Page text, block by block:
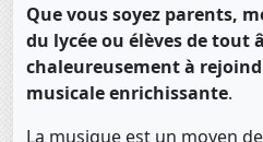
Que vous soyez parents,
du lycée ou élèves de tout
chaleureusement à
musicale enrichissante.
La musique est un moyen